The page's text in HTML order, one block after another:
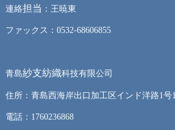
連絡担当 ：王暁東
ファックス：0532-68606855
青島紗支紡織科技有限公司
住所：青島西海岸出口加工区インド洋路1号1
電話：1760236868